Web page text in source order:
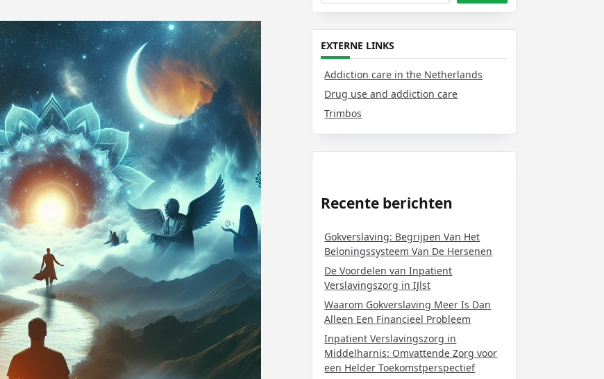
EXTERNE LINKS
Addiction care in the Netherlands
Drug use and addiction care
Trimbos
Recente berichten
Gokverslaving: Begrijpen Van Het
Beloningssysteem Van De Hersenen
De Voordelen van Inpatient
Verslavingszorg in IJlst
Waarom Gokverslaving Meer Is Dan
Alleen Een Financieel Probleem
Inpatient Verslavingszorg in
Middelharnis: Omvattende Zorg voor
een Helder Toekomstperspectief